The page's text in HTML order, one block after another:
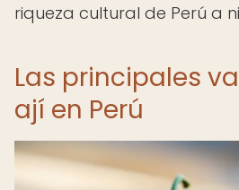
riqueza cultural de Perú a
Las principales
ají en Perú